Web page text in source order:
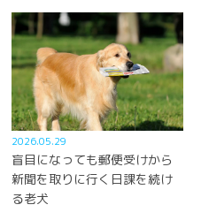
2026.05.29
盲目になっても郵便受けから
新聞を取りに行く日課を続け
る老犬